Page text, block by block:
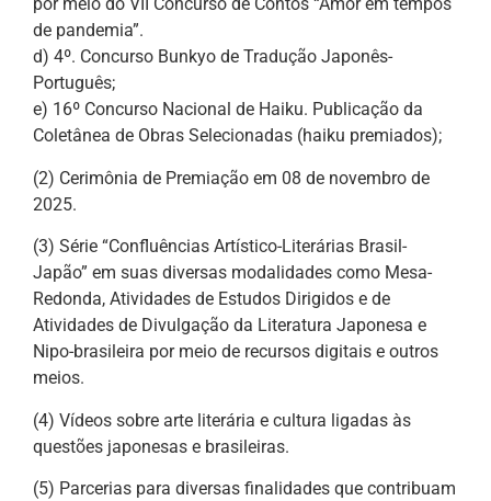
por meio do VII Concurso de Contos “Amor em tempos
de pandemia”.
d) 4º. Concurso Bunkyo de Tradução Japonês-
Português;
e) 16º Concurso Nacional de Haiku. Publicação da
Coletânea de Obras Selecionadas (haiku premiados);
(2) Cerimônia de Premiação em 08 de novembro de
2025.
(3) Série “Confluências Artístico-Literárias Brasil-
Japão” em suas diversas modalidades como Mesa-
Redonda, Atividades de Estudos Dirigidos e de
Atividades de Divulgação da Literatura Japonesa e
Nipo-brasileira por meio de recursos digitais e outros
meios.
(4) Vídeos sobre arte literária e cultura ligadas às
questões japonesas e brasileiras.
(5) Parcerias para diversas finalidades que contribuam